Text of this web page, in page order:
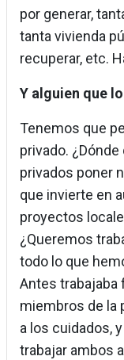
por generar,
tanta vivienda
recuperar, etc.
Y alguien que
Tenemos que
privado.
privados poner
que invierte en
proyectos
¿Queremos
todo lo que
Antes trabajaba
miembros de la
a los cuidados,
trabajar ambos